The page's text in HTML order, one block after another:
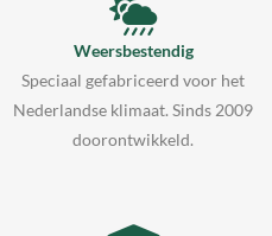
Weersbestendig
Speciaal gefabriceerd voor het
Nederlandse klimaat. Sinds 2009
doorontwikkeld.